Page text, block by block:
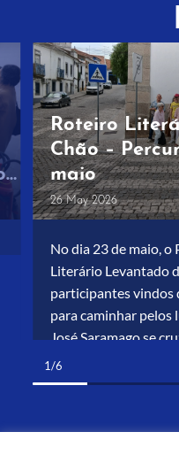
Roteiro
Chão –
maio
26 May 2026
No dia 23 de maio, o
Literário Levantado
participantes vindos
para caminhar pelos
José Saramago se
território. Foi um dia
palavras, memórias
1/6